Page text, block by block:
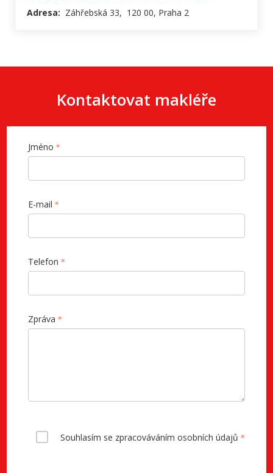
Adresa: Záhřebská 33, 120 00, Praha 2
Kontaktovat makléře
Jméno
E-mail
Telefon
Zpráva
Souhlasím se zpracováváním osobních údajů